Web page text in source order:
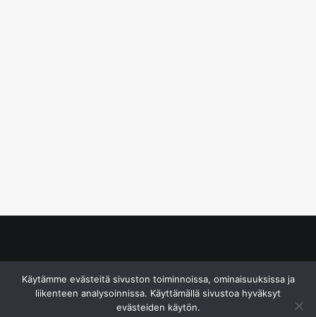
Käytämme evästeitä sivuston toiminnoissa, ominaisuuksissa ja
liikenteen analysoinnissa. Käyttämällä sivustoa hyväksyt
evästeiden käytön.